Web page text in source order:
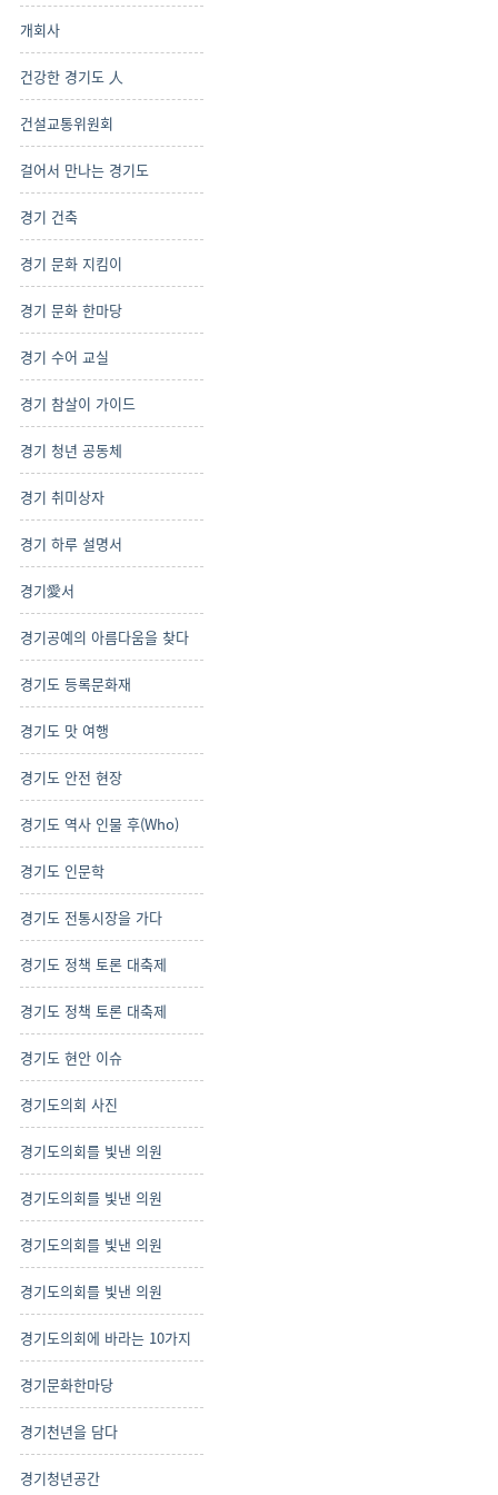
개회사
건강한 경기도 人
건설교통위원회
걸어서 만나는 경기도
경기 건축
경기 문화 지킴이
경기 문화 한마당
경기 수어 교실
경기 참살이 가이드
경기 청년 공동체
경기 취미상자
경기 하루 설명서
경기愛서
경기공예의 아름다움을 찾다
경기도 등록문화재
경기도 맛 여행
경기도 안전 현장
경기도 역사 인물 후(Who)
경기도 인문학
경기도 전통시장을 가다
경기도 정책 토론 대축제
경기도 정책 토론 대축제
경기도 현안 이슈
경기도의회 사진
경기도의회를 빛낸 의원
경기도의회를 빛낸 의원
경기도의회를 빛낸 의원
경기도의회를 빛낸 의원
경기도의회에 바라는 10가지
경기문화한마당
경기천년을 담다
경기청년공간